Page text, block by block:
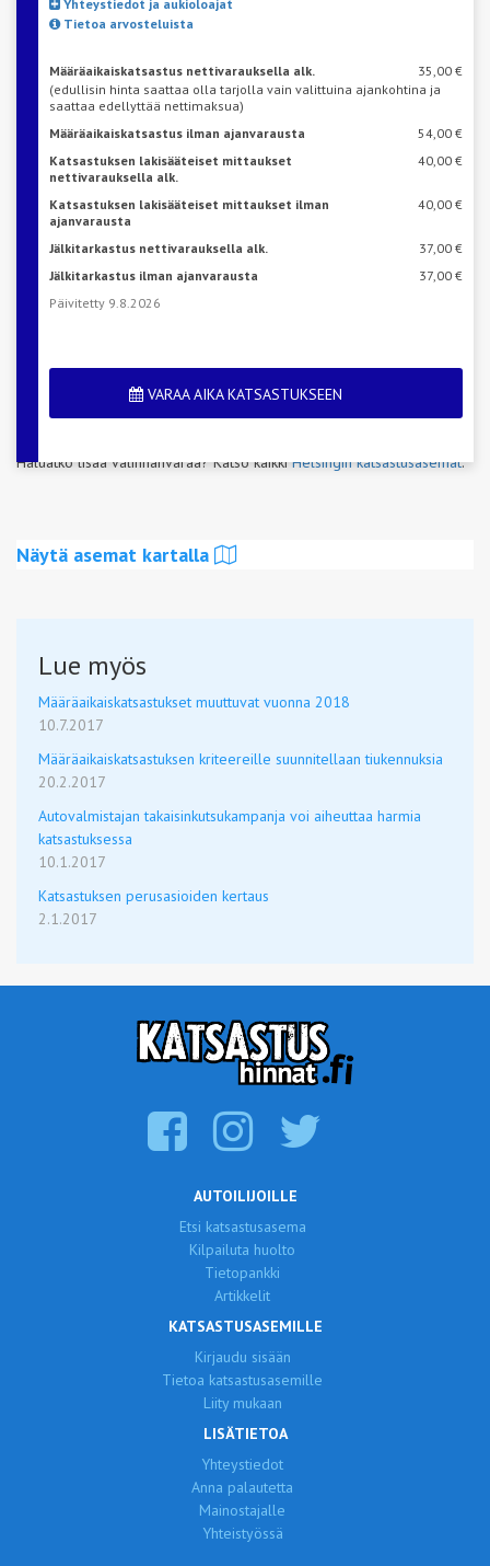
Yhteystiedot ja aukioloajat
Tietoa arvosteluista
Määräaikaiskatsastus nettivarauksella alk.
35,00 €
(edullisin hinta saattaa olla tarjolla vain valittuina ajankohtina ja
saattaa edellyttää nettimaksua)
Määräaikaiskatsastus ilman ajanvarausta
54,00 €
Katsastuksen lakisääteiset mittaukset
nettivarauksella alk.
40,00 €
Katsastuksen lakisääteiset mittaukset ilman
ajanvarausta
40,00 €
Jälkitarkastus nettivarauksella alk.
37,00 €
Jälkitarkastus ilman ajanvarausta
37,00 €
Päivitetty 9.8.2026
VARAA AIKA KATSASTUKSEEN
Haluatko lisää valinnanvaraa? Katso kaikkiHelsingin katsastusasemat.
Näytä asemat kartalla
Lue myös
Määräaikaiskatsastukset muuttuvat vuonna 2018
10.7.2017
Määräaikaiskatsastuksen kriteereille suunnitellaan tiukennuksia
20.2.2017
Autovalmistajan takaisinkutsukampanja voi aiheuttaa harmia
katsastuksessa
10.1.2017
Katsastuksen perusasioiden kertaus
2.1.2017
AUTOILIJOILLE
Etsi katsastusasema
Kilpailuta huolto
Tietopankki
Artikkelit
KATSASTUSASEMILLE
Kirjaudu sisään
Tietoa katsastusasemille
Liity mukaan
LISÄTIETOA
Yhteystiedot
Anna palautetta
Mainostajalle
Yhteistyössä